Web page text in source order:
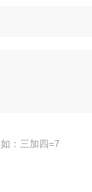
：三加四=7